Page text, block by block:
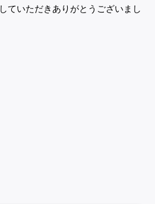
ていただきありがとうございまし